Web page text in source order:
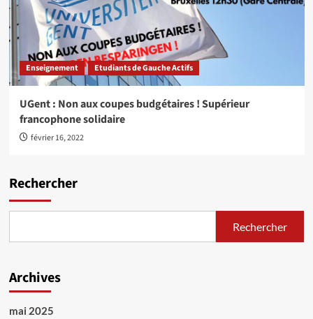
Enseignement Etudiants de Gauche Actifs
UGent : Non aux coupes budgétaires ! Supérieur
francophone solidaire
février 16, 2022
Rechercher
Rechercher
Archives
mai 2025